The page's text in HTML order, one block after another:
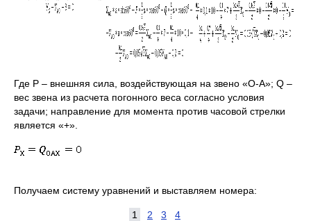
Где P – внешняя сила, воздействующая на звено «О-А»; Q –
вес звена из расчета погонного веса согласно условия
задачи; направление для момента против часовой стрелки
является «+».
Получаем систему уравнений и выставляем номера:
1 2 3 4